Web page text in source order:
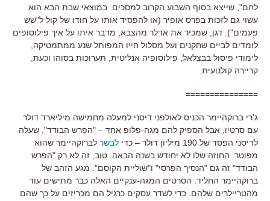
לחם", שייצא בסוף השבוע הקרוב למסכים. במוצאי שבת הבא הוא
עשוי גם לזכות בפרס אופיר (או להפסיד אותו על חודו של קול ל"שש
פעמים"). דגן, שמכיר את אדלר מהצבא, מדבר איתו על איך פילוסופים
לומדים לביים שחקנים ועל מסלול חייו המפותל שנע ממתמטיקה,
לימודי פיסול בבצלאל, פילוסופיה אנליטית, תערוכות בסוהו וכעת,
קריירה קולנועית.
===============
ג'רי ברוקהיימר הכניס לאולפני דיסני למעלה מחמישה מיליארד דולר
עם סרטיו, אבל הספיק להם מגה-פלופ אחד – "הפרש הבודד", שעלה
לדיסני הפסד של 190 מיליון דולר – כדי
לבשר לברוקהיימר שהוא
מפוטר. החוזה שלו לא יחודש בשנה הבאה. טוב, זה לא רק "הפרש
הבודד" זה גם "הנסיך הפרסי" ו"שוליית הקוסם". מגע הזהב של
ברוקהיימר החליד. הסרטים המגה-ענקיים האלה כבר מתישים עוד
מהטריילרים שלהם. כדי לשדר עסקים כרגיל הם מכריזים על כך שהם